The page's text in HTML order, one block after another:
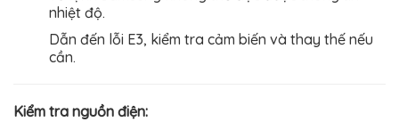
nhiệt độ.
Dẫn đến lỗi E3, kiểm tra cảm biến và thay thế nếu
cần.
Kiểm tra nguồn điện: